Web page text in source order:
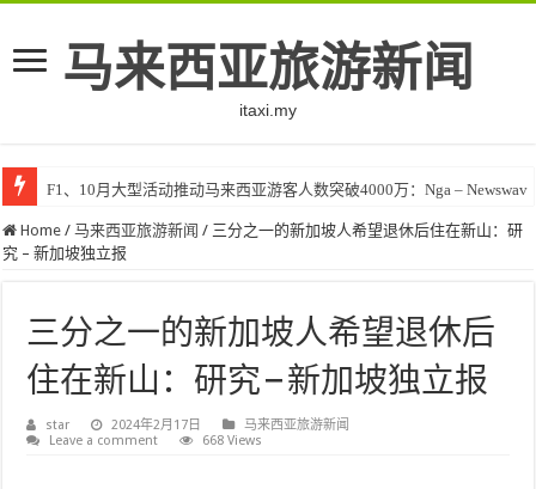
马来西亚旅游新闻
itaxi.my
F1、10月大型活动推动马来西亚游客人数突破4000万：Nga – Newswav
Home / 马来西亚旅游新闻 / 三分之一的新加坡人希望退休后住在新山：研
究 – 新加坡独立报
三分之一的新加坡人希望退休后
住在新山：研究 – 新加坡独立报
star 2024年2月17日
马来西亚旅游新闻
Leave a comment
668 Views